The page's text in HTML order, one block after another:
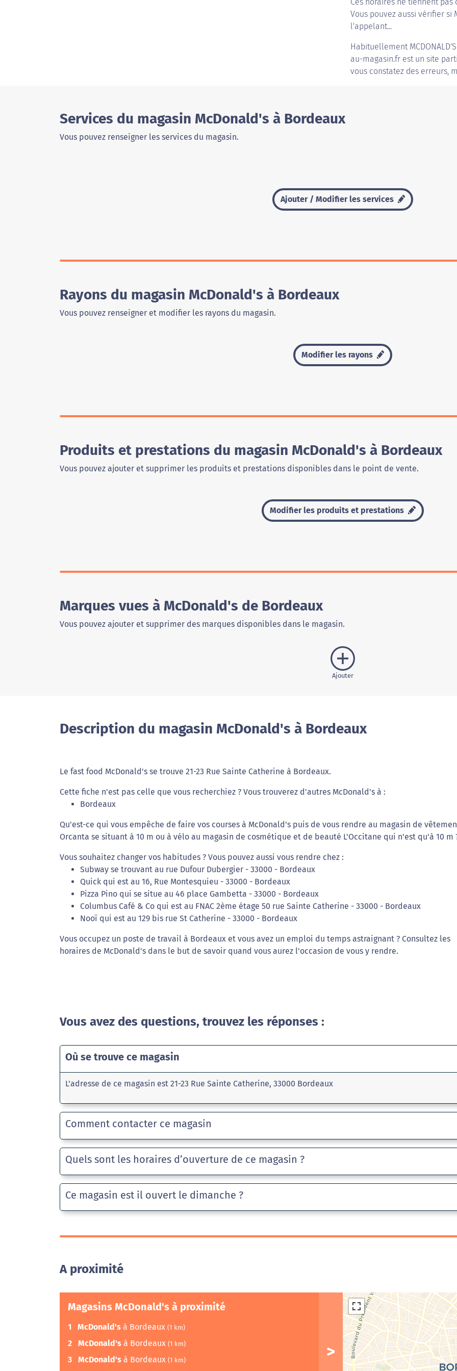
Vous pouvez aussi vérifier si
l'appelant...
Habituellement
au-magasin.fr est un site
vous constatez des erreurs,
Services du magasin McDonald's à Bordeaux
Vous pouvez renseigner les services du magasin.
Ajouter / Modifier les services
Rayons du magasin McDonald's à Bordeaux
Vous pouvez renseigner et modifier les rayons du magasin.
Modifier les rayons
Produits et prestations du magasin McDonald's à Bordeaux
Vous pouvez ajouter et supprimer les produits et prestations disponibles dans le point de vente.
Modifier les produits et prestations
Marques vues à McDonald's de Bordeaux
Vous pouvez ajouter et supprimer des marques disponibles dans le magasin.
Ajouter
Description du magasin McDonald's à Bordeaux
Le fast food McDonald's se trouve 21-23 Rue Sainte Catherine à Bordeaux.
Cette fiche n'est pas celle que vous recherchiez ? Vous trouverez d'autres McDonald's à :
Bordeaux
Qu'est-ce qui vous empêche de faire vos courses à McDonald's puis de vous rendre au magasin de
Orcanta se situant à 10 m ou à vélo au magasin de cosmétique et de beauté L'Occitane qui n'est qu'à 10 m
Vous souhaitez changer vos habitudes ? Vous pouvez aussi vous rendre chez :
Subway se trouvant au rue Dufour Dubergier - 33000 - Bordeaux
Quick qui est au 16, Rue Montesquieu - 33000 - Bordeaux
Pizza Pino qui se situe au 46 place Gambetta - 33000 - Bordeaux
Columbus Café & Co qui est au FNAC 2ème étage 50 rue Sainte Catherine - 33000 - Bordeaux
Nooï qui est au 129 bis rue St Catherine - 33000 - Bordeaux
Vous occupez un poste de travail à Bordeaux et vous avez un emploi du temps astraignant ? Consultez les
horaires de McDonald's dans le but de savoir quand vous aurez l'occasion de vous y rendre.
Vous avez des questions, trouvez les réponses :
Où se trouve ce magasin
L'adresse de ce magasin est 21-23 Rue Sainte Catherine, 33000 Bordeaux
Comment contacter ce magasin
Quels sont les horaires d’ouverture de ce magasin ?
Ce magasin est il ouvert le dimanche ?
A proximité
Magasins McDonald's à proximité
1 McDonald's à Bordeaux (1 km)
2 McDonald's à Bordeaux (1 km)
3 McDonald's à Bordeaux (1 km)